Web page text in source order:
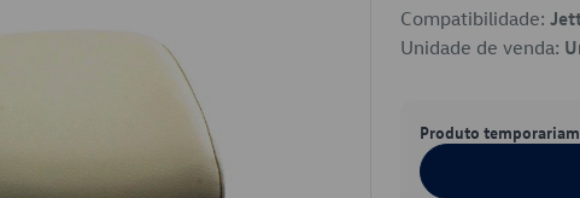
Compatibilidade:
Unidade de venda:
Produto